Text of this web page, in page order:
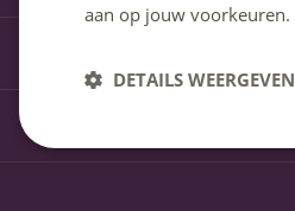
aan op jouw voorkeuren.
DETAILS WEERGEVEN